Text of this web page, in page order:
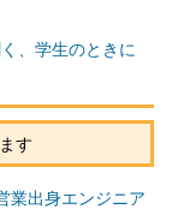
、学生のときに
す
出身エンジニア